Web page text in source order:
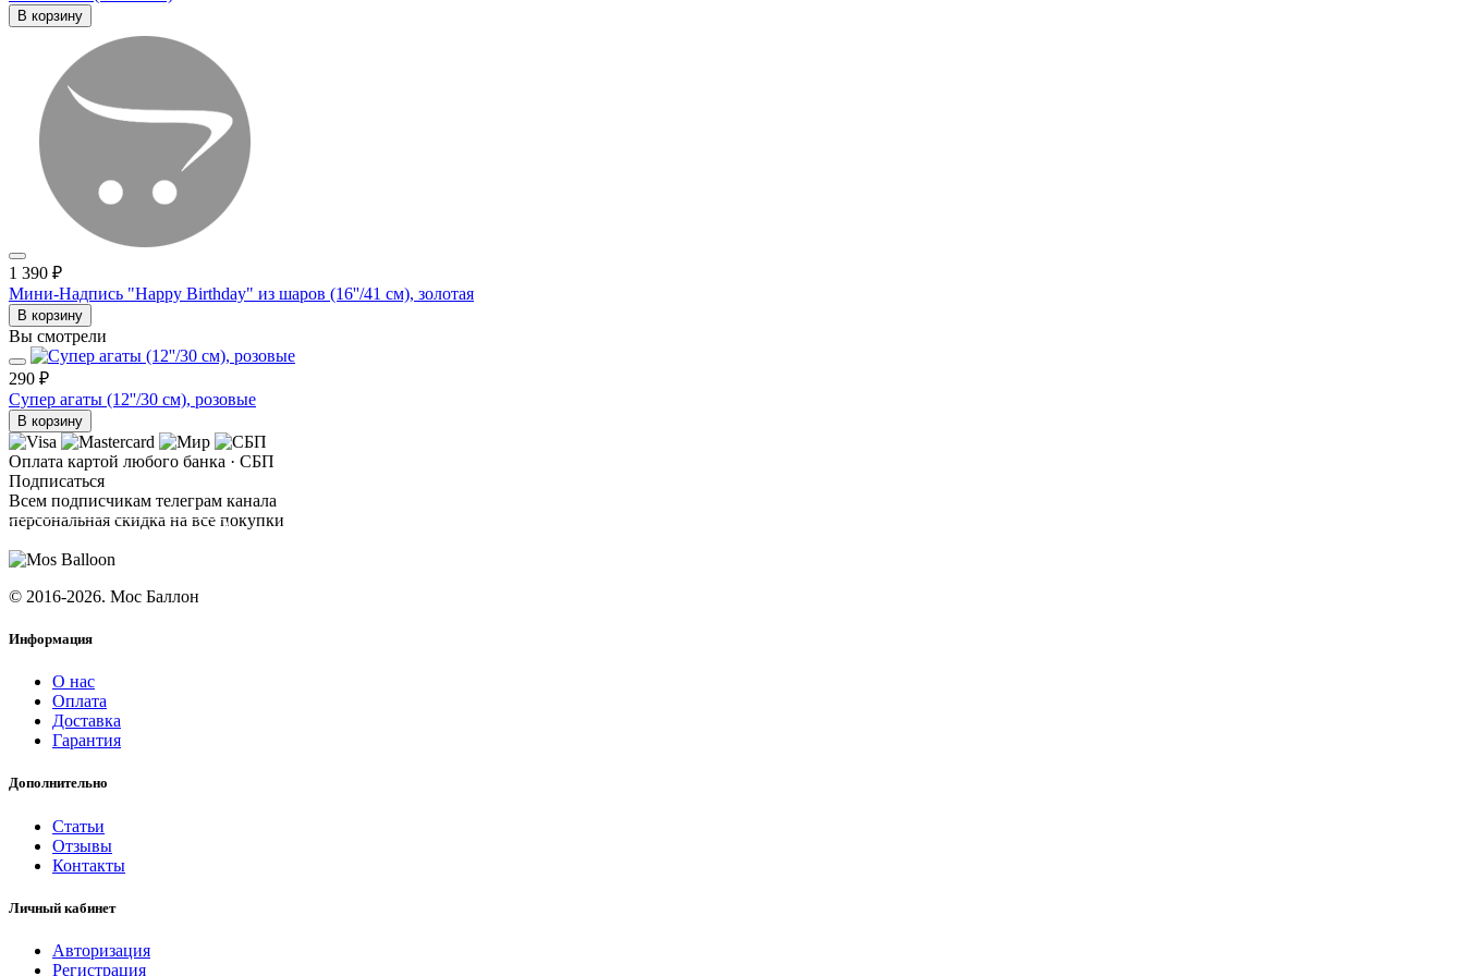
В корзину
1 390 ₽
Мини-Надпись "Happy Birthday" из шаров (16''/41 см), золотая
В корзину
Вы смотрели
290 ₽
Супер агаты (12''/30 см), розовые
В корзину
Оплата картой любого банка · СБП
Подписаться
Всем подписчикам телеграм канала
персональная скидка на все покупки
© 2016-2026. Мос Баллон
Информация
О нас
Оплата
Доставка
Гарантия
Дополнительно
Статьи
Отзывы
Контакты
Личный кабинет
Авторизация
Регистрация